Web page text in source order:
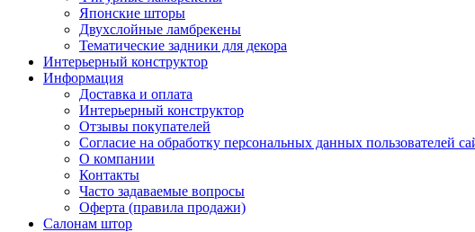
Японские шторы
Двухслойные ламбрекены
Тематические задники для декора
Интерьерный конструктор
Информация
Доставка и оплата
Интерьерный конструктор
Отзывы покупателей
Согласие на обработку персональных данных пользователей
О компании
Контакты
Часто задаваемые вопросы
Оферта (правила продажи)
Салонам штор